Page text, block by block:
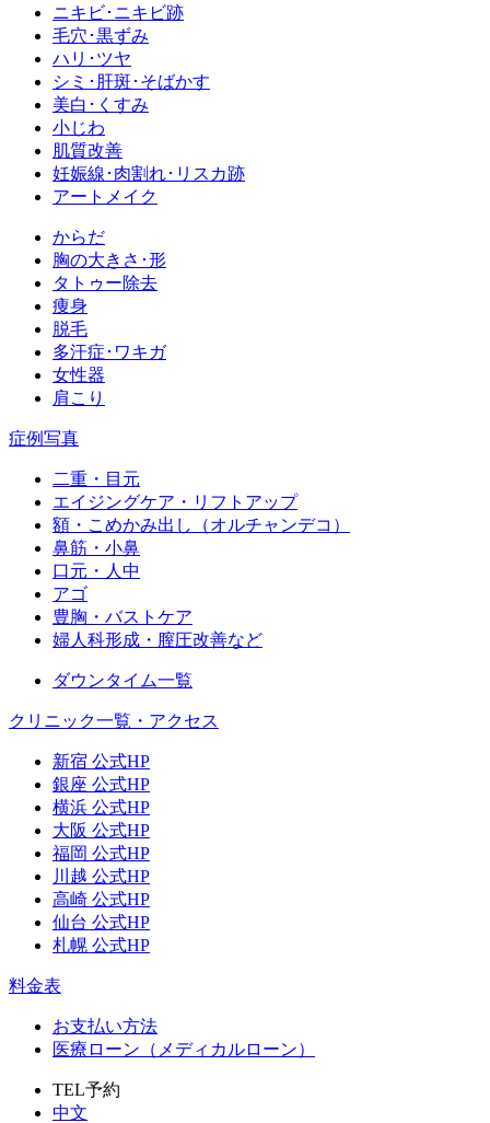
ニキビ･ニキビ跡
毛穴･黒ずみ
ハリ･ツヤ
シミ･肝斑･そばかす
美白･くすみ
小じわ
肌質改善
妊娠線･肉割れ･リスカ跡
アートメイク
からだ
胸の大きさ･形
タトゥー除去
痩身
脱毛
多汗症･ワキガ
女性器
肩こり
症例写真
二重・目元
エイジングケア・リフトアップ
額・こめかみ出し（オルチャンデコ）
鼻筋・小鼻
口元・人中
アゴ
豊胸・バストケア
婦人科形成・膣圧改善など
ダウンタイム一覧
クリニック一覧・アクセス
新宿 公式HP
銀座 公式HP
横浜 公式HP
大阪 公式HP
福岡 公式HP
川越 公式HP
高崎 公式HP
仙台 公式HP
札幌 公式HP
料金表
お支払い方法
医療ローン（メディカルローン）
TEL予約
中文